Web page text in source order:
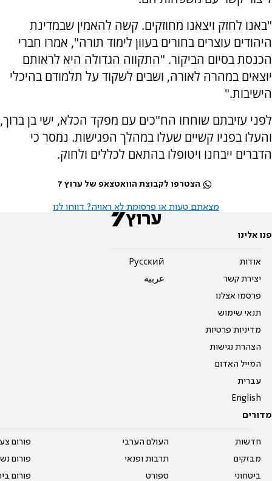
"באנו לחזק ויצאנו מחוזקים. קשה להאמין שבמדינת
היהודים עוצרים בחורים בעוון לימוד תורה", אמרו חברי
הכנסת בסיום הביקור. "התקווה הגדולה היא לראותם
יוצאים במהרה לאורה, ושבים לשקוד על תלמודם בהיכלי
הישיבות."
לפני עזיבתם שוחחו הח"כים עם מפקד הכלא, ישי בן ברוך,
והעלו בפניו קשיים שעלו במהלך הפגישות. נמסר כי
הדברים ייבחנו ויטופלו בהתאם לכללים ולחוק.
הצטרפו לקבוצת הוואטצאפ של ערוץ 7
מצאתם טעות או פרסומת לא ראויה? דווחו לנו
פנו אלינו
אודות
יצירת קשר
פרסמו אצלנו
תנאי שימוש
מדיניות פרטיות
הצהרת נגישות
המייל האדום
עברית
English
Pусский
عربية
מדורים
חדשות
מבזקים
ביטחוני
העולם הערבי
תרבות ופנאי
ספורט
פורום
פורום
פורום